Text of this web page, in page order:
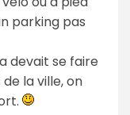
parking pas
devait se faire
la ville, on